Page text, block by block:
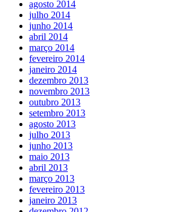
agosto 2014
julho 2014
junho 2014
abril 2014
março 2014
fevereiro 2014
janeiro 2014
dezembro 2013
novembro 2013
outubro 2013
setembro 2013
agosto 2013
julho 2013
junho 2013
maio 2013
abril 2013
março 2013
fevereiro 2013
janeiro 2013